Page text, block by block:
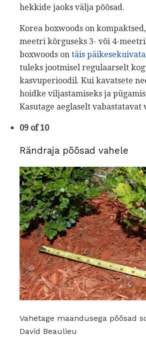
hekkide jaoks välja põõsad.
Korea boxwoods on
meetri kõrguseks 3- või 4-
boxwoods on täis
tuleks jootmisel regulaarselt
kasvuperioodil. Kui kavatsete
hoidke viljastamiseks ja
Kasutage aeglaselt vabastatavat
09 of 10
Rändraja põõsad vahele
Vahetage maandusega põõsad
David Beaulieu